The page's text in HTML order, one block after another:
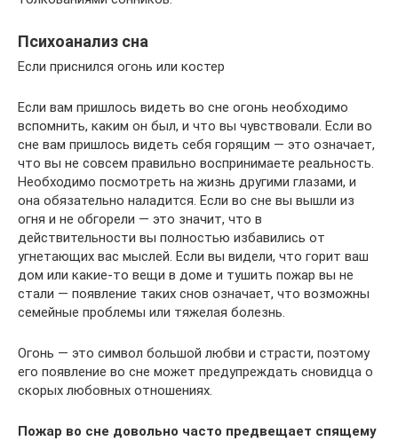
Психоанализ сна
Если приснился огонь или костер
Если вам пришлось видеть во сне огонь необходимо
вспомнить, каким он был, и что вы чувствовали. Если во
сне вам пришлось видеть себя горящим — это означает,
что вы не совсем правильно воспринимаете реальность.
Необходимо посмотреть на жизнь другими глазами, и
она обязательно наладится. Если во сне вы вышли из
огня и не обгорели — это значит, что в
действительности вы полностью избавились от
угнетающих вас мыслей. Если вы видели, что горит ваш
дом или какие-то вещи в доме и тушить пожар вы не
стали — появление таких снов означает, что возможны
семейные проблемы или тяжелая болезнь.
Огонь — это символ большой любви и страсти, поэтому
его появление во сне может предупреждать сновидца о
скорых любовных отношениях.
Пожар во сне довольно часто предвещает спящему